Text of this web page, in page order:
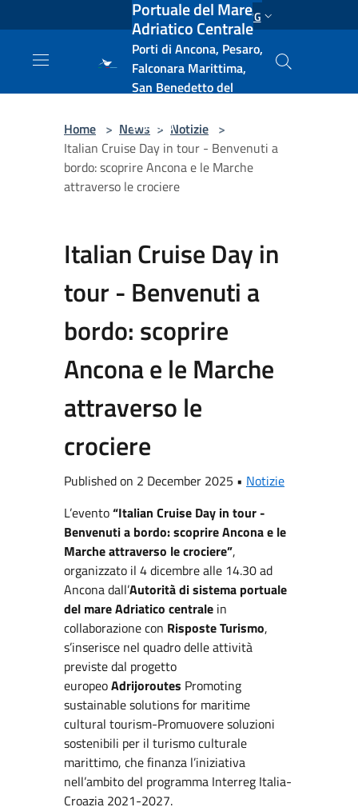
Salta al contenuto principale ENG
Portuale del Mare
Adriatico Centrale
Porti di Ancona, Pesaro,
Falconara Marittima,
San Benedetto del
e Vasto
Home > News > Notizie >
Italian Cruise Day in tour - Benvenuti a
bordo: scoprire Ancona e le Marche
attraverso le crociere
Italian Cruise Day in
tour - Benvenuti a
bordo: scoprire
Ancona e le Marche
attraverso le
crociere
Published on 2 December 2025 • Notizie
L’evento“Italian Cruise Day in tour -
Benvenuti a bordo: scoprire Ancona e le
Marche attraverso le crociere”,
organizzato il 4 dicembre alle 14.30 ad
Ancona dall’Autorità di sistema portuale
del mare Adriatico centrale in
collaborazione con Risposte Turismo,
s’inserisce nel quadro delle attività
previste dal progetto
europeoAdrijoroutes Promoting
sustainable solutions for maritime
cultural tourism-Promuovere soluzioni
sostenibili per il turismo culturale
marittimo, che finanza l’iniziativa
nell’ambito del programma Interreg Italia-
Croazia 2021-2027.